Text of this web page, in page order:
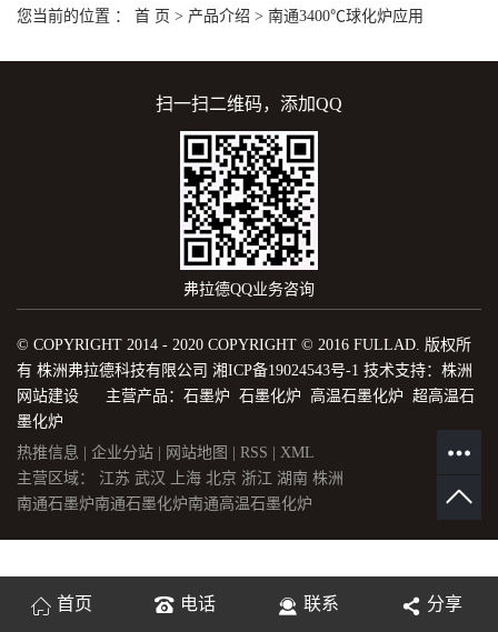
您当前的位置 ： 首 页 > 产品介绍 > 南通3400℃球化炉应用
扫一扫二维码，添加QQ
弗拉德QQ业务咨询
© COPYRIGHT 2014 - 2020 COPYRIGHT © 2016 FULLAD. 版权所
有 株洲弗拉德科技有限公司 湘ICP备19024543号-1 技术支持： 株洲
网站建设
主营产品：石墨炉 石墨化炉 高温石墨化炉 超高温石
墨化炉
热推信息
企业分站 网站地图 RSS
XML
主营区域： 江苏 武汉 上海 北京 浙江 湖南 株洲
南通石墨炉南通石墨化炉南通高温石墨化炉
首页 电话 联系 分享